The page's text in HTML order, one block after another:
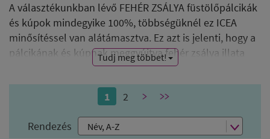
Tudj meg többet!
A választékunkban lévő FEHÉR ZSÁLYA füstölőpálcikák
és kúpok mindegyike 100%, többségüknél ez ICEA
minősítéssel van alátámasztva. Ez azt is jelenti, hogy a
pálcikának és kúpnak meggyújtva fehér zsálya illata
van ( !!! ), koncentrációtól függően jobban vagy
kevésbé intenzíven.
választékban festett kötegeket.
1 2 > >>
Rendezés